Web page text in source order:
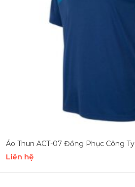
Áo Thun ACT-07 Đồng Phục Công Ty
Liên hệ